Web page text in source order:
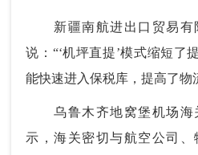
新疆南航进出口贸易有
说：“‘机坪直提’模式缩短了
能快速进入保税库，提高了物
乌鲁木齐地窝堡机场海
示，海关密切与航空公司